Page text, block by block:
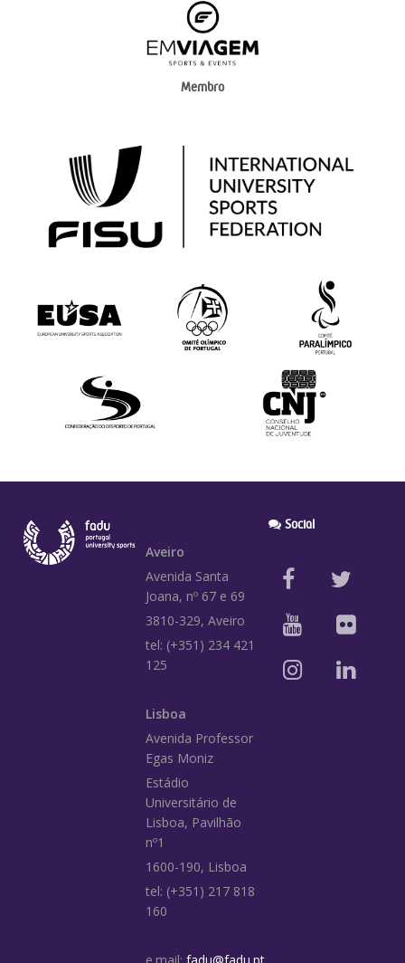
Membro
Aveiro
Avenida Santa
Joana, nº 67 e 69
3810-329, Aveiro
tel: (+351) 234 421
125
Lisboa
Avenida Professor
Egas Moniz
Estádio
Universitário de
Lisboa, Pavilhão
nº1
1600-190, Lisboa
tel: (+351) 217 818
160
Social